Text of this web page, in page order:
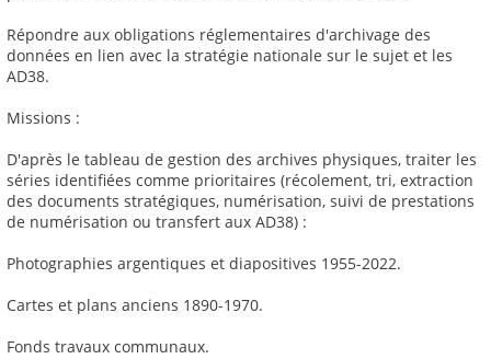
Répondre aux obligations réglementaires d'archivage des
données en lien avec la stratégie nationale sur le sujet et les
AD38.
Missions :
D'après le tableau de gestion des archives physiques, traiter les
séries identifiées comme prioritaires (récolement, tri, extraction
des documents stratégiques, numérisation, suivi de prestations
de numérisation ou transfert aux AD38) :
Photographies argentiques et diapositives 1955-2022.
Cartes et plans anciens 1890-1970.
Fonds travaux communaux.